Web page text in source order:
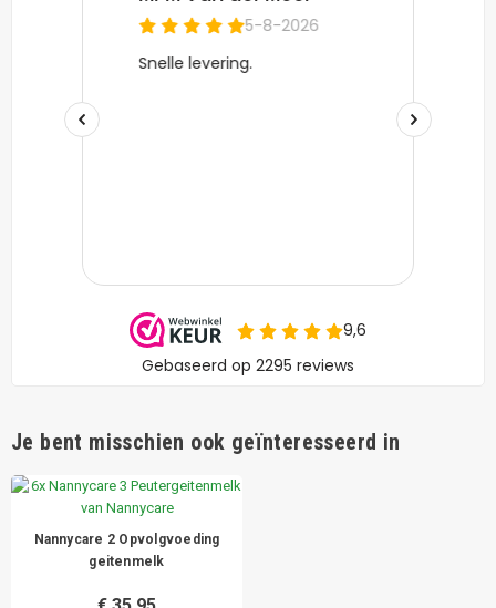
Je bent misschien ook geïnteresseerd in
Nannycare 2 Opvolgvoeding
geitenmelk